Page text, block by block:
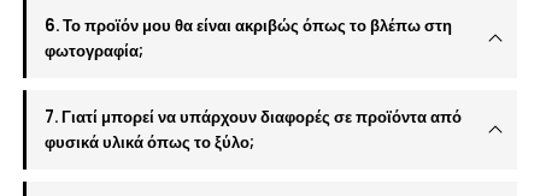
6. Το προϊόν μου θα είναι ακριβώς όπως το βλέπω στη
φωτογραφία;
7. Γιατί μπορεί να υπάρχουν διαφορές σε προϊόντα από
φυσικά υλικά όπως το ξύλο;